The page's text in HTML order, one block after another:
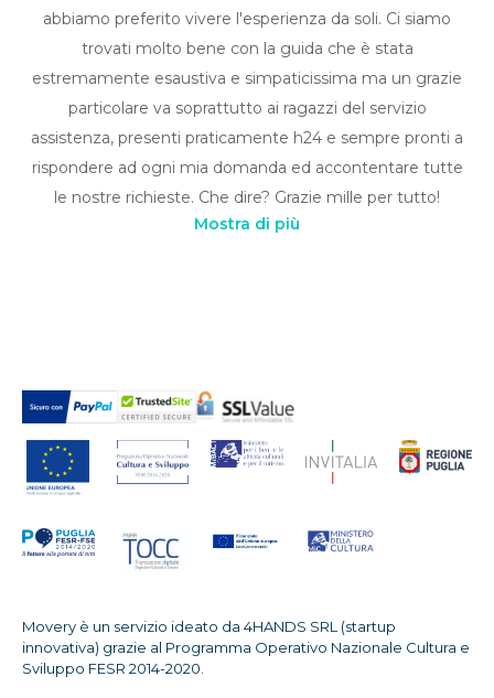
abbiamo preferito vivere l'esperienza da soli. Ci siamo
trovati molto bene con la guida che è stata
estremamente esaustiva e simpaticissima ma un grazie
particolare va soprattutto ai ragazzi del servizio
assistenza, presenti praticamente h24 e sempre pronti a
rispondere ad ogni mia domanda ed accontentare tutte
le nostre richieste. Che dire? Grazie mille per tutto!
Mostra di più
Movery è un servizio ideato da 4HANDS SRL (startup
innovativa) grazie al Programma Operativo Nazionale Cultura e
Sviluppo FESR 2014-2020.